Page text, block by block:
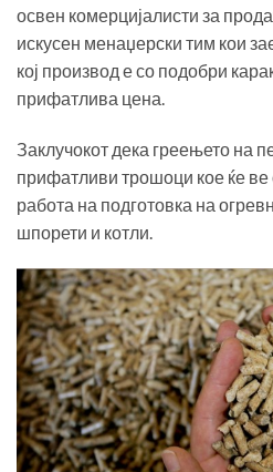
освен комерцијалисти за
искусен менаџерски тим кои
кој производ е со подобри
прифатлива цена.
Заклучокот дека греењето на
прифатливи трошоци кое ќе
работа на подготовка на
шпорети и котли.